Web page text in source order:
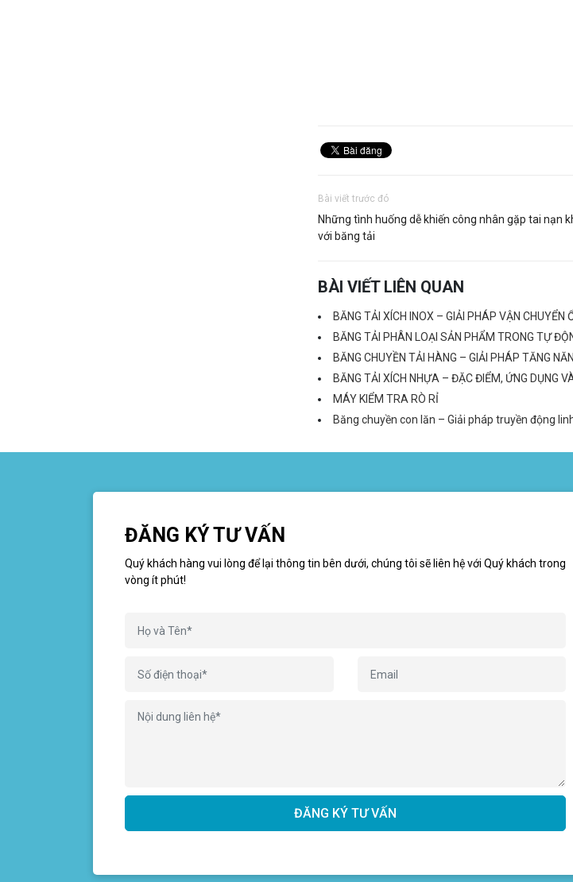
Bài viết trước đó
Những tình huống dễ khiến công nhân gặp tai nạn
với băng tải
BÀI VIẾT LIÊN QUAN
BĂNG TẢI XÍCH INOX – GIẢI PHÁP VẬN CHUYỂN
BĂNG TẢI PHÂN LOẠI SẢN PHẨM TRONG TỰ
BĂNG CHUYỀN TẢI HÀNG – GIẢI PHÁP TĂNG
BĂNG TẢI XÍCH NHỰA – ĐẶC ĐIỂM, ỨNG DỤNG
MÁY KIỂM TRA RÒ RỈ
Băng chuyền con lăn – Giải pháp truyền động
ĐĂNG KÝ TƯ VẤN
Quý khách hàng vui lòng để lại thông tin bên dưới, chúng tôi sẽ liên hệ với Quý khách trong
vòng ít phút!